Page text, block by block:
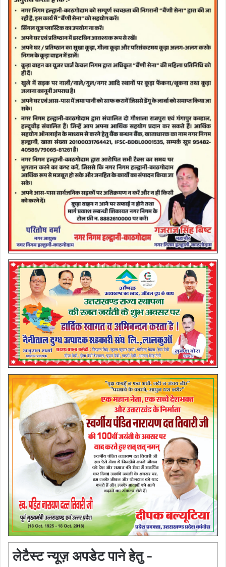
लेटैस्ट न्यूज़ अपडेट पाने हेतु -